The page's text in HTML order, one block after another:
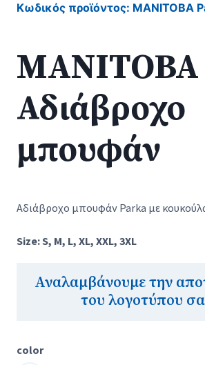
Κωδικός προϊόντος: MANITOBA
MANITOBA
Αδιάβροχο
μπουφάν
Αδιάβροχο μπουφάν Parka με
Size: S, M, L, XL, XXL, 3XL
Αναλαμβάνουμε την
του λογοτύπου
color